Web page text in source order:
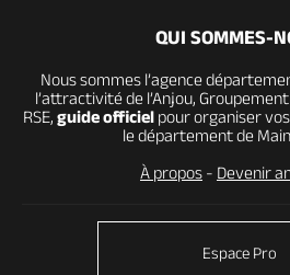
QUI SOMMES-
Nous sommes l’agence
l’attractivité de l’Anjou,
RSE, guide officielpour organiser
le département de
À propos - Devenir
Espace Pro